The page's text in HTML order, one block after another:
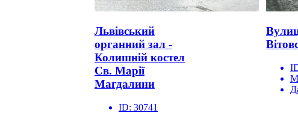
Львівський
органний зал -
Колишній костел
Св. Марії
Магдалини
ID: 30741